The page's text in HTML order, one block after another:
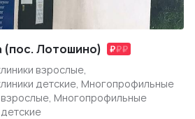
(пос. Лотошино)
взрослые,
детские, Многопрофильные
Многопрофильные